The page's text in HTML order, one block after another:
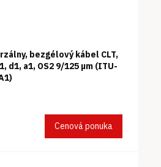
bezgélový kábel CLT,
d1, a1, OS2 9/125 µm (ITU-
Cenová ponuka